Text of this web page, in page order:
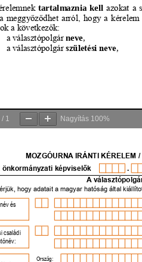
/ 1 Nagyítás 100%